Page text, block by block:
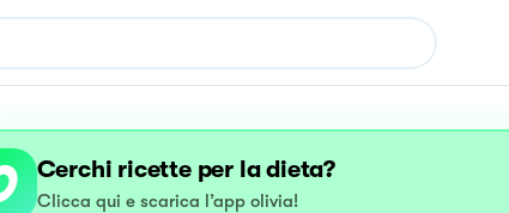
Cerchi ricette per la dieta?
Clicca qui e scarica l’app olivia!